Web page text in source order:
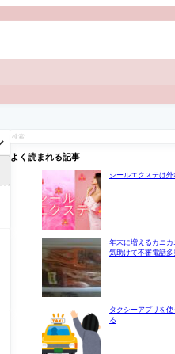
よく読まれる記事
シールエクステは
年末に増えるカニ
気助けて不審電話多
タクシーアプリを
る